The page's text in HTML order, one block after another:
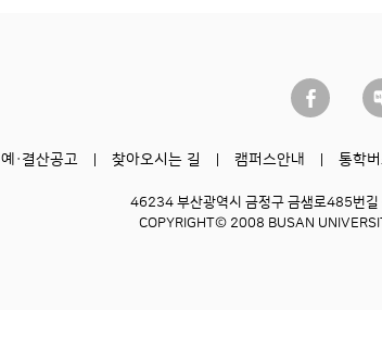
예·결산공고 찾아오시는 길 캠퍼스안내 통학
46234 부산광역시 금정구 금샘로485번길
COPYRIGHT© 2008 BUSAN